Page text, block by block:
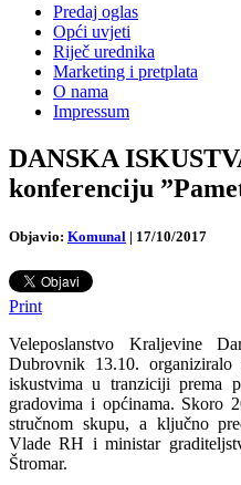
Predaj oglas
Opći uvjeti
Riječ urednika
Marketing i pretplata
O nama
Impressum
DANSKA
konferenciju
Objavio: Komunal | 17/10/2017
Print
Veleposlanstvo Kraljevine
Dubrovnik 13.10. organiziralo
iskustvima u tranziciji prema
gradovima i općinama. Skoro
stručnom skupu, a ključno
Vlade RH i ministar
Štromar.